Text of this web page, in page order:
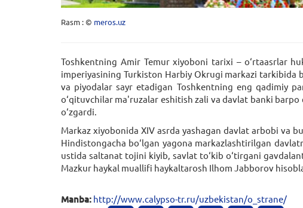
Rasm : © meros.uz
Toshkentning Amir Temur xiyoboni tarixi – o‘rtaasrlar
imperiyasining Turkiston Harbiy Okrugi markazi tarkibida
va piyodalar sayr etadigan Toshkentning eng qadimiy
o‘qituvchilar ma'ruzalar eshitish zali va davlat banki
o‘zgardi.
Markaz xiyobonida XIV asrda yashagan davlat arbobi va
Hindistongacha bo‘lgan yagona markazlashtirilgan
ustida saltanat tojini kiyib, savlat to‘kib o‘tirgani
Mazkur haykal muallifi haykaltarosh Ilhom Jabborov
Manba: http://www.calypso-tr.ru/uzbekistan/o_strane/